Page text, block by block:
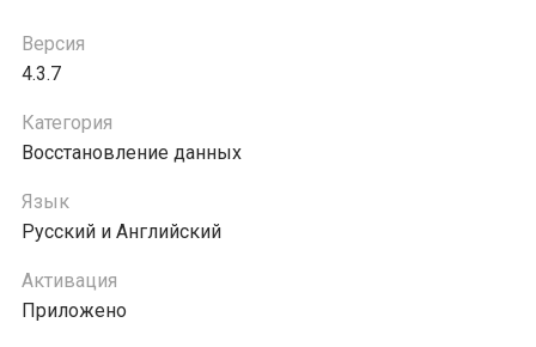
Версия
4.3.7
Категория
Восстановление данных
Язык
Русский и Английский
Активация
Приложено